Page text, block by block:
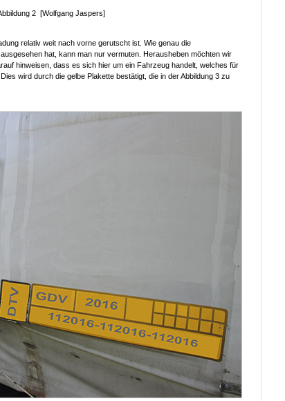
2 [Wolfgang Jaspers]
relativ weit nach vorne gerutscht ist. Wie genau die
hat, kann man nur vermuten. Herausheben möchten wir
hinweisen, dass es sich hier um ein Fahrzeug handelt, welches für
wird durch die gelbe Plakette bestätigt, die in der Abbildung 3 zu